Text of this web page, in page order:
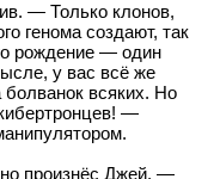
— Только клонов,
генома создают, так
рождение — один
у вас всё же
всяких. Но
—
произнёс Джей. —